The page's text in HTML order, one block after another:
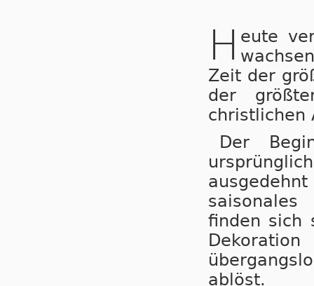
H eute
Zeit der
der
christlichen
Der
finden sich
ablöst.